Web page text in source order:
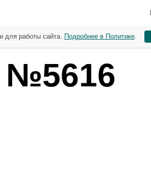
№5616
для работы сайта. Подробнее в Политике.